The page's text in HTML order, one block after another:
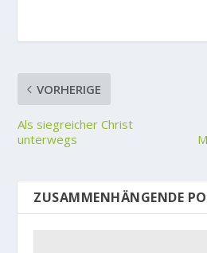
VORHERIGE
Als siegreicher Christ
unterwegs
ZUSAMMENHÄNGENDE